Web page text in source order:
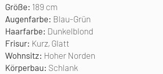
Größe: 189 cm
Augenfarbe: Blau-Grün
Haarfarbe: Dunkelblond
Frisur: Kurz, Glatt
Wohnsitz: Hoher Norden
Körperbau: Schlank